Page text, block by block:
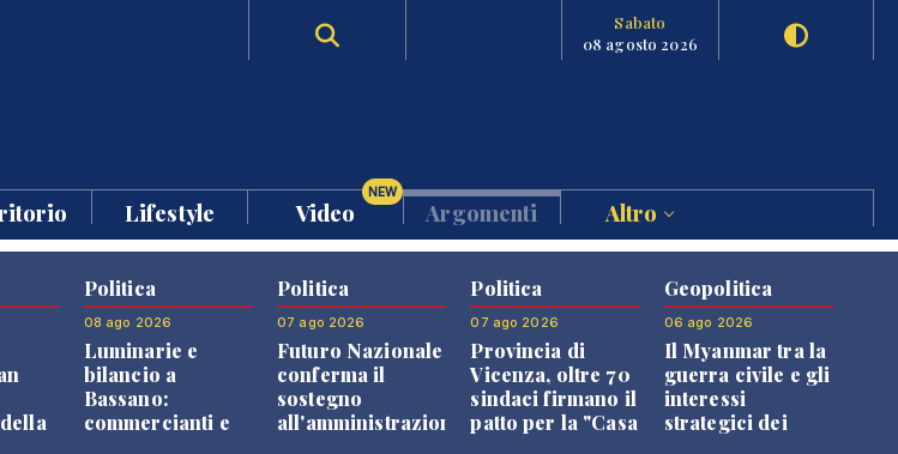
Sabato
08 agosto 2026
Lifestyle Video
NEW
Argomenti Altro
Politica
08 ago 2026
Luminarie e
bilancio a
Bassano:
commercianti e
Politica
07 ago 2026
Futuro Nazionale
conferma il
sostegno
all'amministrazione
Politica
07 ago 2026
Provincia di
Vicenza, oltre 70
sindaci firmano il
patto per la "Casa
Geopolitica
06 ago 2026
Il Myanmar tra la
guerra civile e gli
interessi
strategici dei